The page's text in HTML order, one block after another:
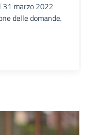
31 marzo 2022
delle domande.